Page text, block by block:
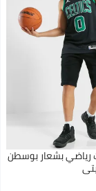
رياضي بشعار بوسطن